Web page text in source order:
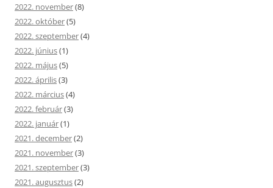
2022. november(8)
2022. október(5)
2022. szeptember(4)
2022. június(1)
2022. május(5)
2022. április(3)
2022. március(4)
2022. február(3)
2022. január(1)
2021. december(2)
2021. november(3)
2021. szeptember(3)
2021. augusztus(2)